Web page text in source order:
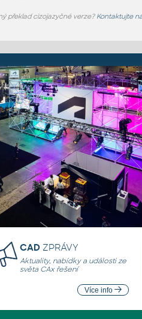
překlad cizojazyčné verze? Kontaktujte
CAD ZPRÁVY
Aktuality, nabídky a události ze
světa CAx řešení
Více info